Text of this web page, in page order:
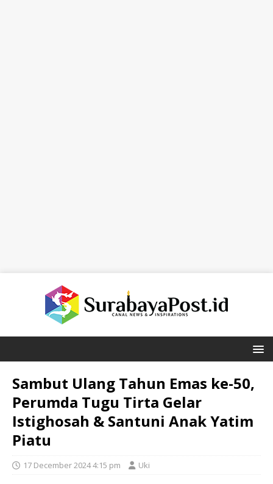
Sambut Ulang Tahun Emas ke-50,
Perumda Tugu Tirta Gelar
Istighosah & Santuni Anak Yatim
Piatu
17 December 2024 4:15 pm Uki